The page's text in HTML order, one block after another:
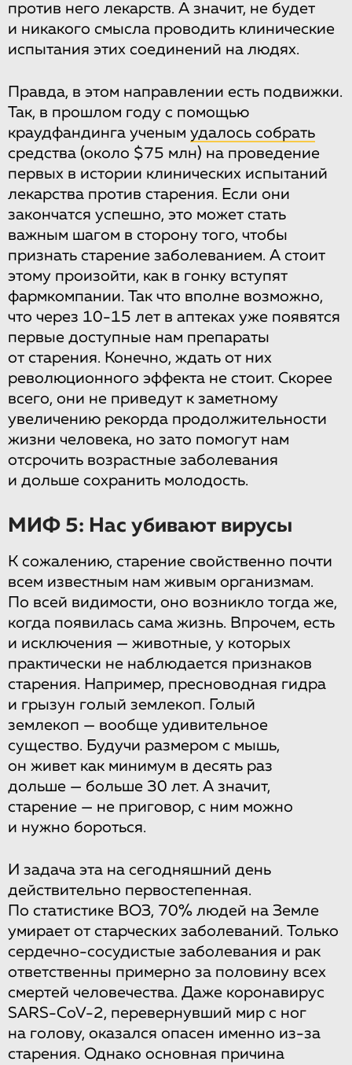
против него лекарств. А значит, не будет
и никакого смысла проводить клинические
испытания этих соединений на людях.
Правда, в этом направлении есть подвижки.
Так, в прошлом году с помощью
краудфандинга ученым удалось собрать
средства (около $75 млн) на проведение
первых в истории клинических испытаний
лекарства против старения. Если они
закончатся успешно, это может стать
важным шагом в сторону того, чтобы
признать старение заболеванием. А стоит
этому произойти, как в гонку вступят
фармкомпании. Так что вполне возможно,
что через 10-15 лет в аптеках уже появятся
первые доступные нам препараты
от старения. Конечно, ждать от них
революционного эффекта не стоит. Скорее
всего, они не приведут к заметному
увеличению рекорда продолжительности
жизни человека, но зато помогут нам
отсрочить возрастные заболевания
и дольше сохранить молодость.
МИФ 5: Нас убивают вирусы
К сожалению, старение свойственно почти
всем известным нам живым организмам.
По всей видимости, оно возникло тогда же,
когда появилась сама жизнь. Впрочем, есть
и исключения — животные, у которых
практически не наблюдается признаков
старения. Например, пресноводная гидра
и грызун голый землекоп. Голый
землекоп — вообще удивительное
существо. Будучи размером с мышь,
он живет как минимум в десять раз
дольше — больше 30 лет. А значит,
старение — не приговор, с ним можно
и нужно бороться.
И задача эта на сегодняшний день
действительно первостепенная.
По статистике ВОЗ, 70% людей на Земле
умирает от старческих заболеваний. Только
сердечно-сосудистые заболевания и рак
ответственны примерно за половину всех
смертей человечества. Даже коронавирус
SARS-CoV-2, перевернувший мир с ног
на голову, оказался опасен именно из-за
старения. Однако основная причина